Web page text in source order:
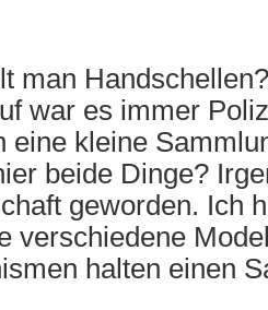
man Handschellen?
war es immer
eine kleine
beide Dinge?
geworden. Ich
verschiedene
halten einen